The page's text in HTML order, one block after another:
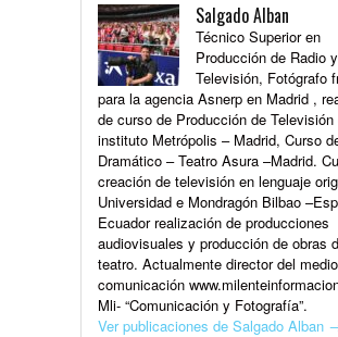
Salgado Alban
Técnico Superior en
Producción de Radio y
Televisión, Fotógrafo
para la agencia Asnerp en Madrid ,
de curso de Producción de Televisión
instituto Metrópolis – Madrid, Curso
Dramático – Teatro Asura –Madrid.
creación de televisión en lenguaje
Universidad e Mondragón Bilbao
Ecuador realización de producciones
audiovisuales y producción de obras
teatro. Actualmente director del
comunicación
Mli- “Comunicación y Fotografía”.
Ver publicaciones de Salgado Alban